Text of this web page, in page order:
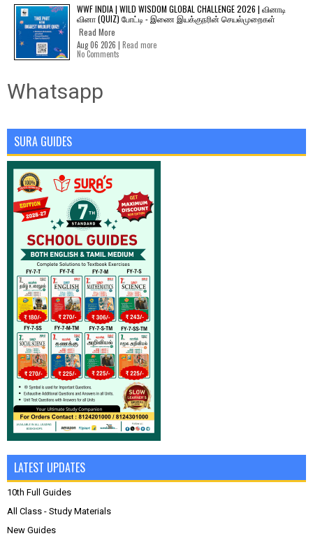
WWF INDIA | WILD WISDOM GLOBAL CHALLENGE 2026 | வினாடி
வினா (QUIZ) போட்டி - இணை இயக்குநரின் செயல்முறைகள்
Read More
Aug 06 2026 | Read more
No Comments
Whatsapp
SURA GUIDES
LATEST UPDATES
10th Full Guides
All Class - Study Materials
New Guides